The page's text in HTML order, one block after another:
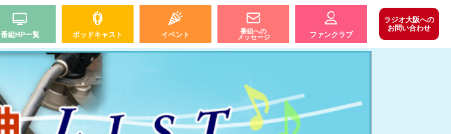
番組HP一覧 ポッドキャスト イベント
番組への
メッセージ
ファンクラブ
ラジオ大阪への
お問い合わせ